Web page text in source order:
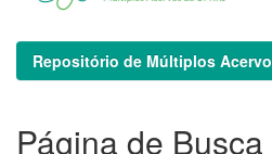
Repositório de Múltiplos
Página de Busca